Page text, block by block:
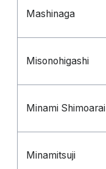
Mashinaga
Misonohigashi
Minami Shimoarai
Minamitsuji